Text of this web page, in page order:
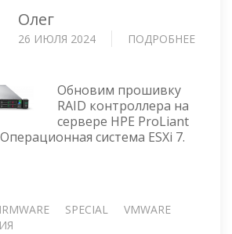
Олег
26 ИЮЛЯ 2024 ПОДРОБНЕЕ
Обновим прошивку
RAID контроллера на
сервере HPE ProLiant
система ESXi 7.
SPECIAL
VMWARE